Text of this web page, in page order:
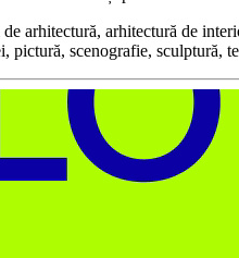
arhitectură de
scenografie, sculptură,